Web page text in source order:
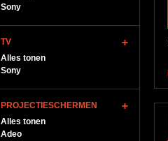
Sony
TV
Alles tonen
Sony
PROJECTIESCHERMEN
Alles tonen
Adeo